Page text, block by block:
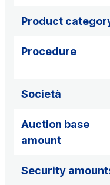
Elgea
sources
in service areas
YouVerse
Administrative,
Product
Procedure
Società
Auction base
amount
Security